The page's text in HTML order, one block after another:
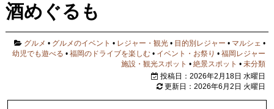
酒めぐるも
グルメ • グルメのイベント • レジャー・観光 • 目的別レジャー • マルシェ •
幼児でも遊べる •福岡のドライブを楽しむ • イベント・お祭り •福岡レジャー
施設・観光スポット •絶景スポット •未分類
投稿日：2026年2月18日 水曜日
更新日：2026年6月2日 火曜日